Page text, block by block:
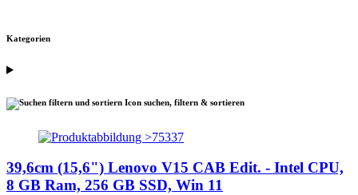
Kategorien
suchen, filtern & sortieren
39,6cm (15,6") Lenovo V15 CAB Edit. - Intel CPU,
8 GB Ram, 256 GB SSD, Win 11